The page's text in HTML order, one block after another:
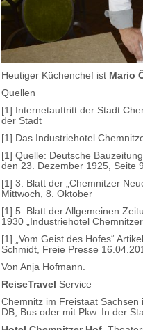
Heutiger Küchenchef ist Mario
Quellen
[1] Internetauftritt der Stadt
der Stadt
[1] Das Industriehotel
[1] Quelle: Deutsche
den 23. Dezember 1925, Seite
[1] 3. Blatt der „Chemnitzer
Mittwoch, 8. Oktober
[1] 5. Blatt der Allgemeinen
1930 „Industriehotel Chemnitzer
[1] „Vom Geist des Hofes“
Schmidt, Freie Presse
Von Anja Hofmann.
ReiseTravel Service
Chemnitz im Freistaat
DB, Bus oder mit Pkw. In der